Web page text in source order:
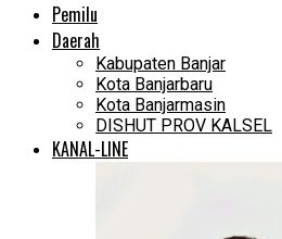
Pemilu
Daerah
Kabupaten Banjar
Kota Banjarbaru
Kota Banjarmasin
DISHUT PROV KALSEL
KANAL-LINE